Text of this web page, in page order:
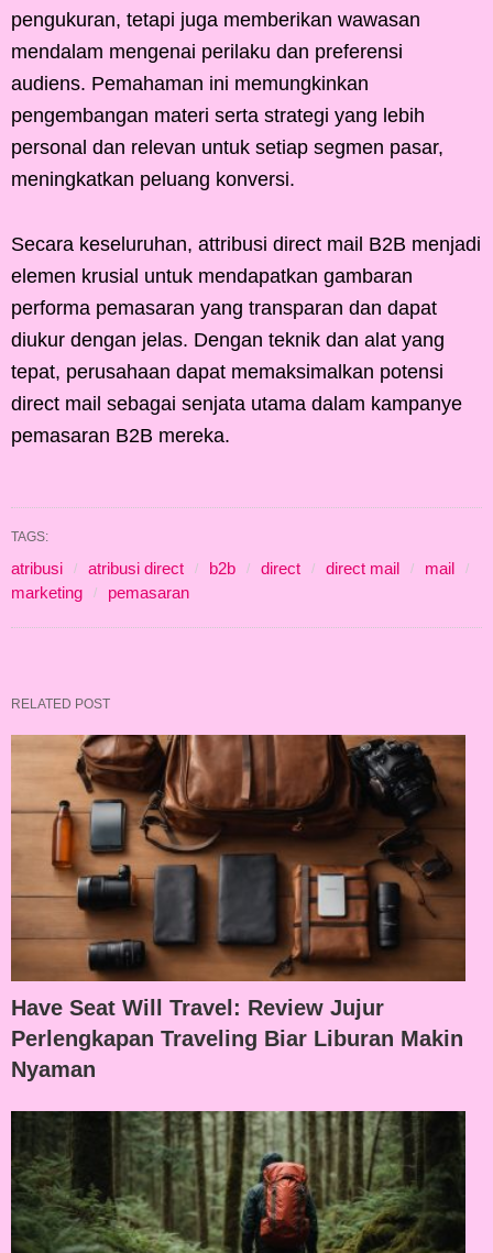
pengukuran, tetapi juga memberikan wawasan
mendalam mengenai perilaku dan preferensi
audiens. Pemahaman ini memungkinkan
pengembangan materi serta strategi yang lebih
personal dan relevan untuk setiap segmen pasar,
meningkatkan peluang konversi.
Secara keseluruhan, attribusi direct mail B2B menjadi
elemen krusial untuk mendapatkan gambaran
performa pemasaran yang transparan dan dapat
diukur dengan jelas. Dengan teknik dan alat yang
tepat, perusahaan dapat memaksimalkan potensi
direct mail sebagai senjata utama dalam kampanye
pemasaran B2B mereka.
TAGS:
atribusi atribusi direct b2b direct direct mail
mail
marketing
pemasaran
RELATED POST
Have Seat Will Travel: Review Jujur
Perlengkapan Traveling Biar Liburan Makin
Nyaman